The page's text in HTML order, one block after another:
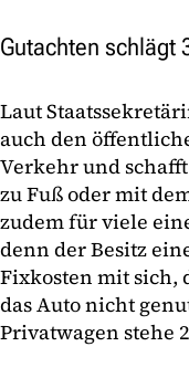
Gutachten schlägt
Laut
auch den
Verkehr und
zu Fuß oder mit
zudem für viele
denn der Besitz
Fixkosten mit sich,
das Auto nicht
Privatwagen stehe